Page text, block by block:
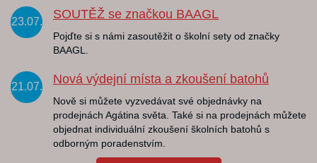
23.07.
SOUTĚŽ se značkou BAAGL
Pojďte si s námi zasoutěžit o školní sety od značky
BAAGL.
21.07.
Nová výdejní místa a zkoušení batohů
Nově si můžete vyzvedávat své objednávky na
prodejnách Agátina světa. Také si na prodejnách můžete
objednat individuální zkoušení školních batohů s
odborným poradenstvím.